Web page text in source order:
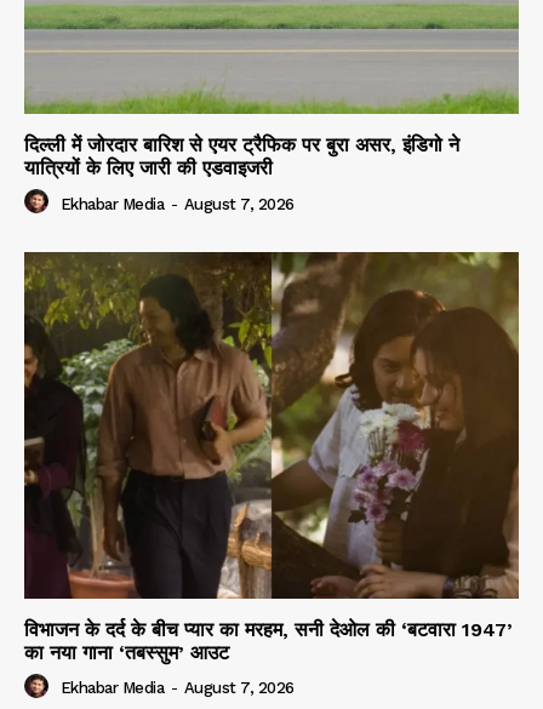
दिल्ली में जोरदार बारिश से एयर ट्रैफिक पर बुरा असर, इंडिगो ने
यात्रियों के लिए जारी की एडवाइजरी
Ekhabar Media - August 7, 2026
विभाजन के दर्द के बीच प्यार का मरहम, सनी देओल की ‘बटवारा 1947’
का नया गाना ‘तबस्सुम’ आउट
Ekhabar Media - August 7, 2026